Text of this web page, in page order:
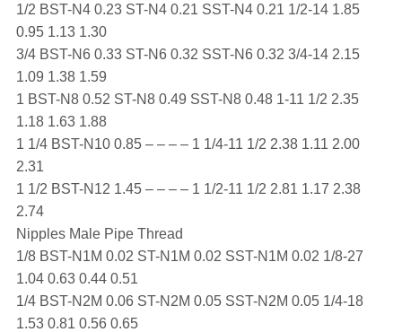
1/2 BST-N4 0.23 ST-N4 0.21 SST-N4 0.21 1/2-14 1.85
0.95 1.13 1.30
3/4 BST-N6 0.33 ST-N6 0.32 SST-N6 0.32 3/4-14 2.15
1.09 1.38 1.59
1 BST-N8 0.52 ST-N8 0.49 SST-N8 0.48 1-11 1/2 2.35
1.18 1.63 1.88
1 1/4 BST-N10 0.85 – – – – 1 1/4-11 1/2 2.38 1.11 2.00
2.31
1 1/2 BST-N12 1.45 – – – – 1 1/2-11 1/2 2.81 1.17 2.38
2.74
Nipples Male Pipe Thread
1/8 BST-N1M 0.02 ST-N1M 0.02 SST-N1M 0.02 1/8-27
1.04 0.63 0.44 0.51
1/4 BST-N2M 0.06 ST-N2M 0.05 SST-N2M 0.05 1/4-18
1.53 0.81 0.56 0.65